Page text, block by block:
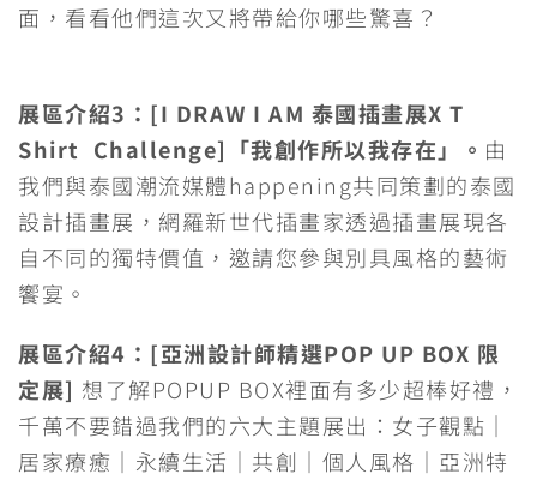
面，看看他們這次又將帶給你哪些驚喜？
展區介紹3：[I DRAW I AM 泰國插畫展X T
Shirt Challenge] 「我創作所以我存在」。 由
我們與泰國潮流媒體happening共同策劃的泰國
設計插畫展，網羅新世代插畫家透過插畫展現各
自不同的獨特價值，邀請您參與別具風格的藝術
饗宴。
展區介紹4：[亞洲設計師精選POP UP BOX 限
定展] 想了解POPUP BOX裡面有多少超棒好禮，
千萬不要錯過我們的六大主題展出：女子觀點｜
居家療癒｜永續生活｜共創｜個人風格｜亞洲特